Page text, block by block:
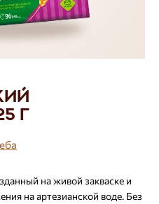
г
на живой закваске и
на артезианской воде. Без